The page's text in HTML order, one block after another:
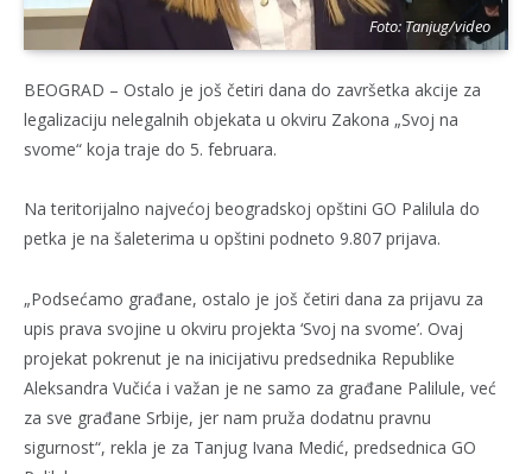
Foto: Tanjug/video
BEOGRAD – Ostalo je još četiri dana do završetka akcije za
legalizaciju nelegalnih objekata u okviru Zakona „Svoj na
svome“ koja traje do 5. februara.
Na teritorijalno najvećoj beogradskoj opštini GO Palilula do
petka je na šaleterima u opštini podneto 9.807 prijava.
„Podsećamo građane, ostalo je još četiri dana za prijavu za
upis prava svojine u okviru projekta ‘Svoj na svome’. Ovaj
projekat pokrenut je na inicijativu predsednika Republike
Aleksandra Vučića i važan je ne samo za građane Palilule, već
za sve građane Srbije, jer nam pruža dodatnu pravnu
sigurnost“, rekla je za Tanjug Ivana Medić, predsednica GO